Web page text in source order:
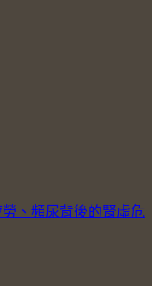
、頻尿背後的腎虛危